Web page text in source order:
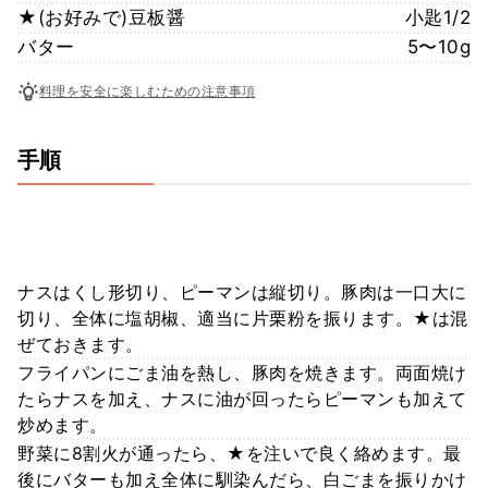
★(お好みで)豆板醤
小匙1/2
バター
5〜10g
料理を安全に楽しむための注意事項
手順
ナスはくし形切り、ピーマンは縦切り。豚肉は一口大に
切り、全体に塩胡椒、適当に片栗粉を振ります。★は混
ぜておきます。
フライパンにごま油を熱し、豚肉を焼きます。両面焼け
たらナスを加え、ナスに油が回ったらピーマンも加えて
炒めます。
野菜に8割火が通ったら、★を注いで良く絡めます。最
後にバターも加え全体に馴染んだら、白ごまを振りかけ